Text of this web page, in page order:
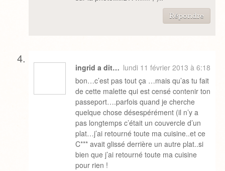
Répondre
ingrid a dit… lundi 11 février 2013 à 6:18
bon…c’est pas tout ça …mais qu’as tu fait
de cette malette qui est censé contenir ton
passeport….parfois quand je cherche
quelque chose désespérément (il n’y a
pas longtemps c’était un couvercle d’un
plat…j’ai retourné toute ma cuisine..et ce
C*** avait glissé derrière un autre plat..si
bien que j’ai retourné toute ma cuisine
pour rien !